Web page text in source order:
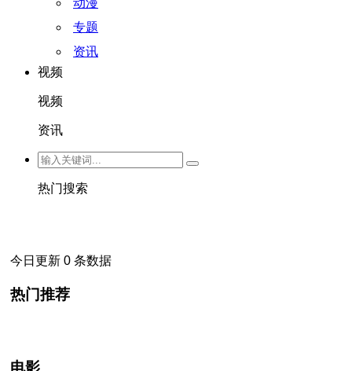
动漫
专题
资讯
视频
视频
资讯
热门搜索
今日更新 0 条数据
热门推荐
电影